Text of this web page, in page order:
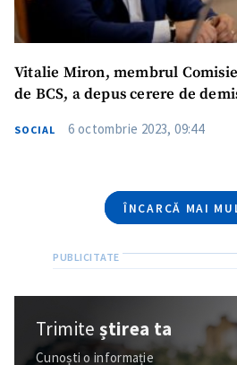
Vitalie Miron, membrul
de BCS, a depus cerere de
SOCIAL 6 octombrie 2023, 09:44
ÎNCARCĂ MAI
Trimiteștirea ta
Cunoști o informație
Telefon
+ Telefon personal
acord cupolitica de
confidențialitate.
TRIMITE ȘTIREA